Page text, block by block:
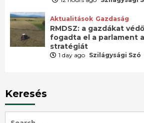
Aktualitások Gazdaság
RMDSZ: a gazdákat
fogadta el a parlament
stratégiát
1 day ago Szilágysági Szó
Keresés